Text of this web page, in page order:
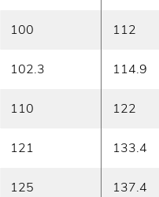
100 112
102.3 114.9
110 122
121 133.4
125 137.4